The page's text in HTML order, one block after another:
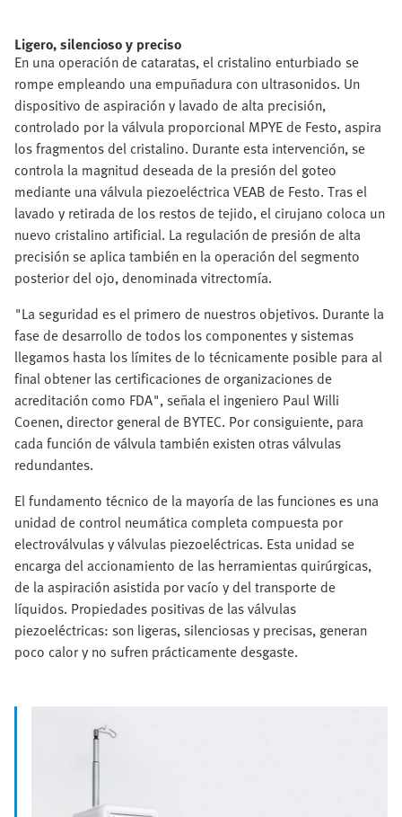
Ligero, silencioso y preciso
En una operación de cataratas, el cristalino enturbiado se
rompe empleando una empuñadura con ultrasonidos. Un
dispositivo de aspiración y lavado de alta precisión,
controlado por la válvula proporcional MPYE de Festo, aspira
los fragmentos del cristalino. Durante esta intervención, se
controla la magnitud deseada de la presión del goteo
mediante una válvula piezoeléctrica VEAB de Festo. Tras el
lavado y retirada de los restos de tejido, el cirujano coloca un
nuevo cristalino artificial. La regulación de presión de alta
precisión se aplica también en la operación del segmento
posterior del ojo, denominada vitrectomía.
"La seguridad es el primero de nuestros objetivos. Durante la
fase de desarrollo de todos los componentes y sistemas
llegamos hasta los límites de lo técnicamente posible para al
final obtener las certificaciones de organizaciones de
acreditación como FDA", señala el ingeniero Paul Willi
Coenen, director general de BYTEC. Por consiguiente, para
cada función de válvula también existen otras válvulas
redundantes.
El fundamento técnico de la mayoría de las funciones es una
unidad de control neumática completa compuesta por
electroválvulas y válvulas piezoeléctricas. Esta unidad se
encarga del accionamiento de las herramientas quirúrgicas,
de la aspiración asistida por vacío y del transporte de
líquidos. Propiedades positivas de las válvulas
piezoeléctricas: son ligeras, silenciosas y precisas, generan
poco calor y no sufren prácticamente desgaste.